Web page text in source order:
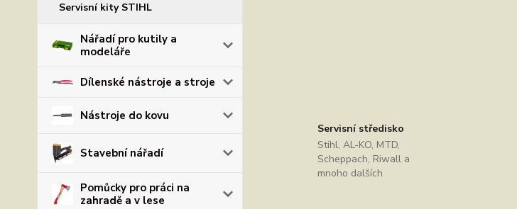
Servisní kity STIHL
Nářadí pro kutily a
modeláře
Dílenské nástroje a stroje
Nástroje do kovu
Stavební nářadí
Pomůcky pro práci na
zahradě a v lese
Servisní středisko
Stihl, AL-KO, MTD,
Scheppach, Riwall a
mnoho dalších